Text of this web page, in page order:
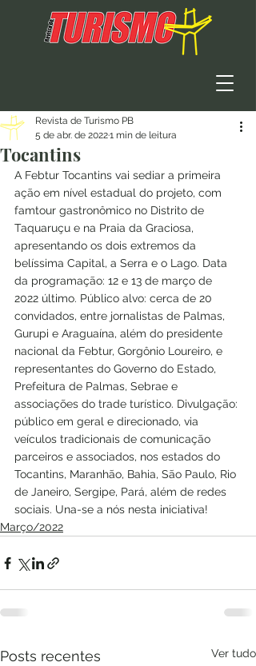
Tocantins
Revista de Turismo PB
5 de abr. de 20221 min de leitura
A Febtur Tocantins vai sediar a primeira
ação em nível estadual do projeto, com
famtour gastronômico no Distrito de
Taquaruçu e na Praia da Graciosa,
apresentando os dois extremos da
belíssima Capital, a Serra e o Lago. Data
da programação: 12 e 13 de março de
2022 último. Público alvo: cerca de 20
convidados, entre jornalistas de Palmas,
Gurupi e Araguaína, além do presidente
nacional da Febtur, Gorgônio Loureiro, e
representantes do Governo do Estado,
Prefeitura de Palmas, Sebrae e
associações do trade turístico. Divulgação:
público em geral e direcionado, via
veículos tradicionais de comunicação
parceiros e associados, nos estados do
Tocantins, Maranhão, Bahia, São Paulo, Rio
de Janeiro, Sergipe, Pará, além de redes
sociais. Una-se a nós nesta iniciativa!
Março/2022
Posts recentes Ver tudo